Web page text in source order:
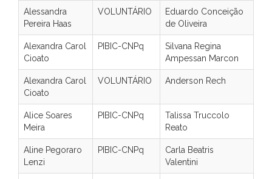
Alessandra
Pereira Haas
VOLUNTÁRIO
Eduardo Conceição
de Oliveira
Alexandra Carol
Cioato
PIBIC-CNPq
Silvana Regina
Ampessan Marcon
Alexandra Carol
Cioato
VOLUNTÁRIO Anderson Rech
Alice Soares
Meira
PIBIC-CNPq
Talissa Truccolo
Reato
Aline Pegoraro
Lenzi
PIBIC-CNPq
Carla Beatris
Valentini